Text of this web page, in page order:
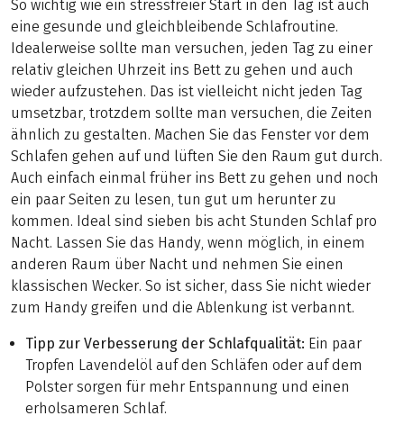
So wichtig wie ein stressfreier Start in den Tag ist auch
eine gesunde und gleichbleibende Schlafroutine.
Idealerweise sollte man versuchen, jeden Tag zu einer
relativ gleichen Uhrzeit ins Bett zu gehen und auch
wieder aufzustehen. Das ist vielleicht nicht jeden Tag
umsetzbar, trotzdem sollte man versuchen, die Zeiten
ähnlich zu gestalten. Machen Sie das Fenster vor dem
Schlafen gehen auf und lüften Sie den Raum gut durch.
Auch einfach einmal früher ins Bett zu gehen und noch
ein paar Seiten zu lesen, tun gut um herunter zu
kommen. Ideal sind sieben bis acht Stunden Schlaf pro
Nacht. Lassen Sie das Handy, wenn möglich, in einem
anderen Raum über Nacht und nehmen Sie einen
klassischen Wecker. So ist sicher, dass Sie nicht wieder
zum Handy greifen und die Ablenkung ist verbannt.
Tipp zur Verbesserung der Schlafqualität: Ein paar
Tropfen Lavendelöl auf den Schläfen oder auf dem
Polster sorgen für mehr Entspannung und einen
erholsameren Schlaf.